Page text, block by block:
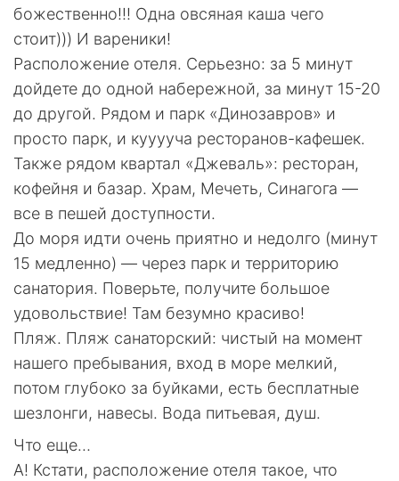
божественно!!! Одна овсяная каша чего
стоит))) И вареники!
Расположение отеля. Серьезно: за 5 минут
дойдете до одной набережной, за минут 15-20
до другой. Рядом и парк «Динозавров» и
просто парк, и кууууча ресторанов-кафешек.
Также рядом квартал «Джеваль»: ресторан,
кофейня и базар. Храм, Мечеть, Синагога —
все в пешей доступности.
До моря идти очень приятно и недолго (минут
15 медленно) — через парк и территорию
санатория. Поверьте, получите большое
удовольствие! Там безумно красиво!
Пляж. Пляж санаторский: чистый на момент
нашего пребывания, вход в море мелкий,
потом глубоко за буйками, есть бесплатные
шезлонги, навесы. Вода питьевая, душ.
Что еще…
А! Кстати, расположение отеля такое, что